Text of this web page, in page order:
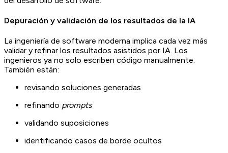
Depuración y validación de los resultados de la IA
La ingeniería de software moderna implica cada vez más
validar y refinar los resultados asistidos por IA. Los
ingenieros ya no solo escriben código manualmente.
También están:
revisando soluciones generadas
refinando prompts
validando suposiciones
identificando casos de borde ocultos